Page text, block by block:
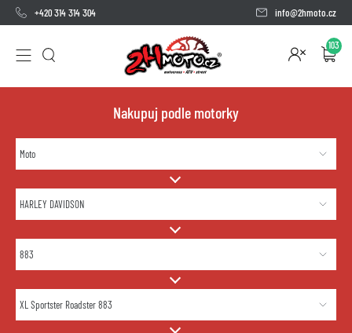
+420 314 314 304 info@2hmoto.cz
103
Nakupuj podle motorky